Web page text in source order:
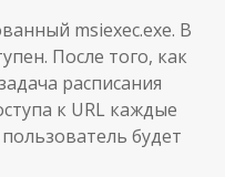
msiexec.exe. В
После того, как
расписания
к URL каждые
будет